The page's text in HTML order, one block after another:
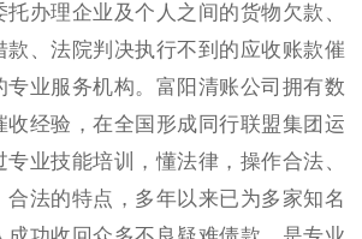
办理企业及个人之间的货物欠款、
款、法院判决执行不到的应收账款催
专业服务机构。富阳清账公司拥有数
收经验，在全国形成同行联盟集团运
业技能培训，懂法律，操作合法、
合法的特点，多年以来已为多家知名